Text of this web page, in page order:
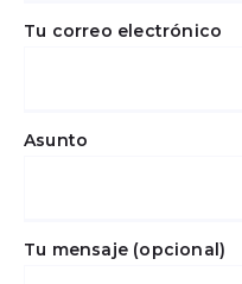
Tu correo electrónico
Asunto
Tu mensaje (opcional)